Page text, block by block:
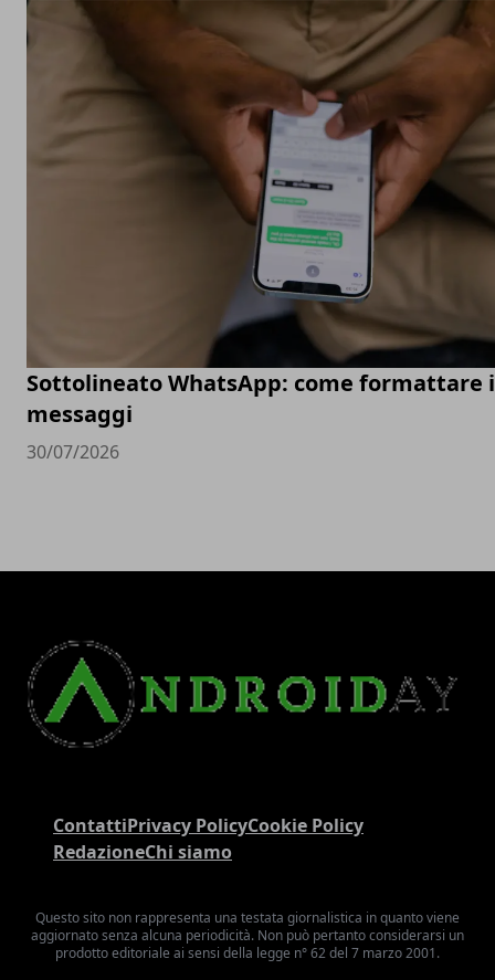
Sottolineato WhatsApp: come formattare i
messaggi
30/07/2026
ContattiPrivacy PolicyCookie Policy
RedazioneChi siamo
Questo sito non rappresenta una testata giornalistica in quanto viene
aggiornato senza alcuna periodicità. Non può pertanto considerarsi un
prodotto editoriale ai sensi della legge n° 62 del 7 marzo 2001.